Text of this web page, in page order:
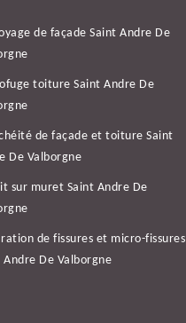
de façade Saint Andre De
toiture Saint Andre De
de façade et toiture Saint
De Valborgne
sur muret Saint Andre De
de fissures et micro-fissures
Andre De Valborgne